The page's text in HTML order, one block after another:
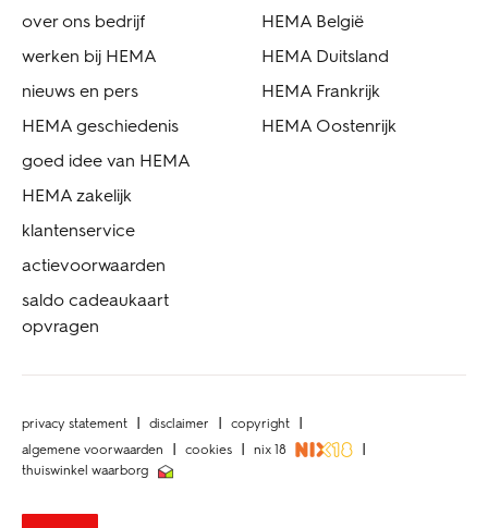
over ons bedrijf
werken bij HEMA
nieuws en pers
HEMA geschiedenis
goed idee van HEMA
HEMA zakelijk
klantenservice
actievoorwaarden
saldo cadeaukaart
opvragen
HEMA België
HEMA Duitsland
HEMA Frankrijk
HEMA Oostenrijk
privacy statement disclaimer
copyright
algemene voorwaarden
cookies
nix 18
thuiswinkel waarborg